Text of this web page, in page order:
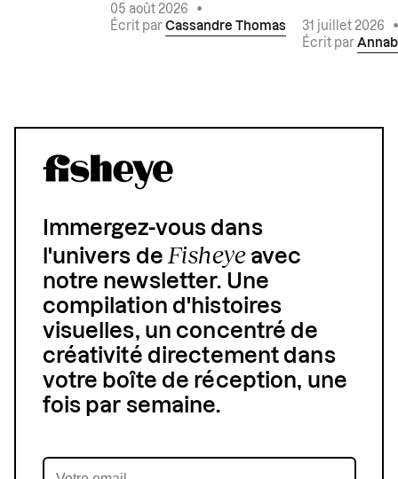
05 août 2026
•
Écrit par Cassandre Thomas 31 juillet 2026
Écrit par
Immergez-vous dans
l'univers deFisheyeavec
notre newsletter. Une
compilation d'histoires
visuelles, un concentré de
créativité directement dans
votre boîte de réception, une
fois par semaine.